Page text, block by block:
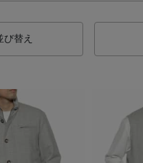
び替え